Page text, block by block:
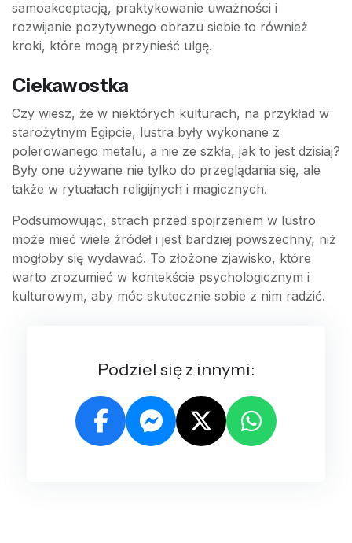
samoakceptacją, praktykowanie uważności i
rozwijanie pozytywnego obrazu siebie to również
kroki, które mogą przynieść ulgę.
Ciekawostka
Czy wiesz, że w niektórych kulturach, na przykład w
starożytnym Egipcie, lustra były wykonane z
polerowanego metalu, a nie ze szkła, jak to jest dzisiaj?
Były one używane nie tylko do przeglądania się, ale
także w rytuałach religijnych i magicznych.
Podsumowując, strach przed spojrzeniem w lustro
może mieć wiele źródeł i jest bardziej powszechny, niż
mogłoby się wydawać. To złożone zjawisko, które
warto zrozumieć w kontekście psychologicznym i
kulturowym, aby móc skutecznie sobie z nim radzić.
Podziel się z innymi: